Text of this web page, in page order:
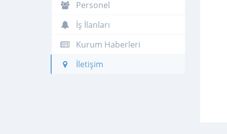
Personel
İş İlanları
Kurum Haberleri
İletişim